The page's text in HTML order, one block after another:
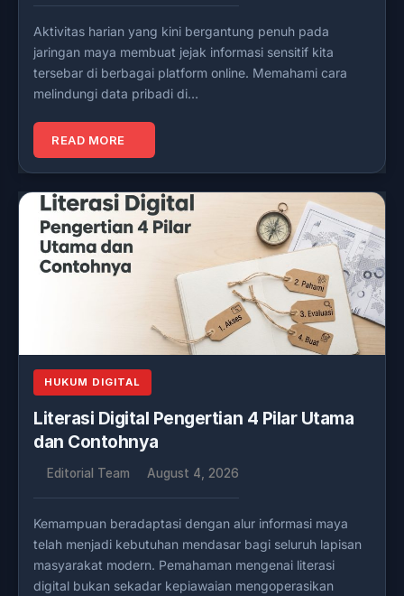
Aktivitas harian yang kini bergantung penuh pada
jaringan maya membuat jejak informasi sensitif kita
tersebar di berbagai platform online. Memahami cara
melindungi data pribadi di…
READ MORE
HUKUM DIGITAL
Literasi Digital Pengertian 4 Pilar Utama
dan Contohnya
Editorial Team August 4, 2026
Kemampuan beradaptasi dengan alur informasi maya
telah menjadi kebutuhan mendasar bagi seluruh lapisan
masyarakat modern. Pemahaman mengenai literasi
digital bukan sekadar kepiawaian mengoperasikan